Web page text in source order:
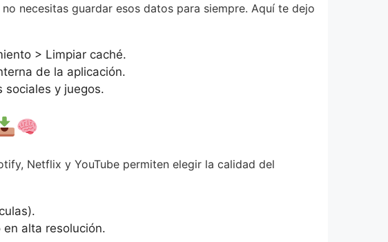
necesitas guardar esos datos para siempre. Aquí te dejo
> Limpiar caché.
de la aplicación.
sociales y juegos.
Netflix y YouTube permiten elegir la calidad del
alta resolución.